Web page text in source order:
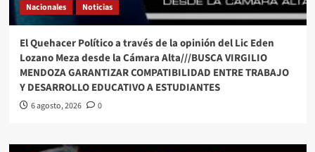
Nacionales Noticias
El Quehacer Político a través de la opinión del Lic Eden
Lozano Meza desde la Cámara Alta///BUSCA VIRGILIO
MENDOZA GARANTIZAR COMPATIBILIDAD ENTRE TRABAJO
Y DESARROLLO EDUCATIVO A ESTUDIANTES
6 agosto, 2026 0